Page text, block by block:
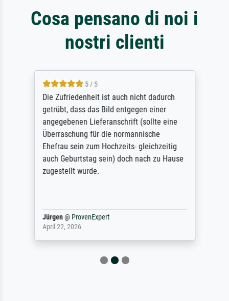
Cosa pensano di noi i
nostri clienti
5 / 5
Die Zufriedenheit ist auch nicht dadurch
getrübt, dass das Bild entgegen einer
angegebenen Lieferanschrift (sollte eine
Überraschung für die normannische
Ehefrau sein zum Hochzeits- gleichzeitig
auch Geburtstag sein) doch nach zu Hause
zugestellt wurde.
Jürgen@ ProvenExpert
April 22, 2026